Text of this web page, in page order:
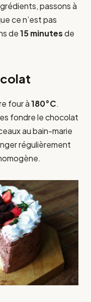
passons à
ce n’est pas
de15 minutesde
four à180°C.
fondre le chocolat
au bain-marie
régulièrement